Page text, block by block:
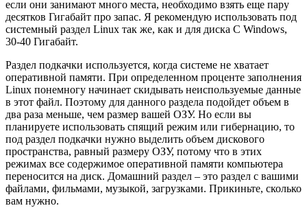
если они занимают много места, необходимо взять еще пару
десятков Гигабайт про запас. Я рекомендую использовать под
системный раздел Linux так же, как и для диска C Windows,
30-40 Гигабайт.
Раздел подкачки используется, когда системе не хватает
оперативной памяти. При определенном проценте заполнения
Linux понемногу начинает скидывать неиспользуемые данные
в этот файл. Поэтому для данного раздела подойдет объем в
два раза меньше, чем размер вашей ОЗУ. Но если вы
планируете использовать спящий режим или гибернацию, то
под раздел подкачки нужно выделить объем дискового
пространства, равный размеру ОЗУ, потому что в этих
режимах все содержимое оперативной памяти компьютера
переносится на диск. Домашний раздел – это раздел с вашими
файлами, фильмами, музыкой, загрузками. Прикиньте, сколько
вам нужно.